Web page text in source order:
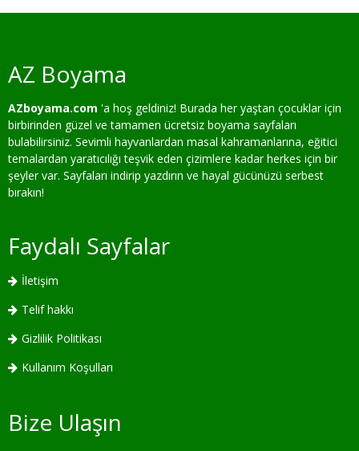
AZ Boyama
AZboyama.com 'a hoş geldiniz! Burada her yaştan çocuklar için
birbirinden güzel ve tamamen ücretsiz boyama sayfaları
bulabilirsiniz. Sevimli hayvanlardan masal kahramanlarına, eğitici
temalardan yaratıcılığı teşvik eden çizimlere kadar herkes için bir
şeyler var. Sayfaları indirip yazdırın ve hayal gücünüzü serbest
bırakın!
Faydalı Sayfalar
İletişim
Telif hakkı
Gizlilik Politikası
Kullanım Koşulları
Bize Ulaşın